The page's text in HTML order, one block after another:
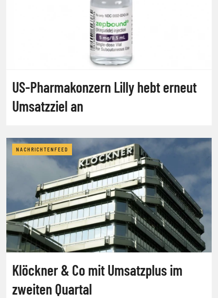
US-Pharmakonzern Lilly hebt erneut
Umsatzziel an
NACHRICHTENFEED
Klöckner & Co mit Umsatzplus im
zweiten Quartal